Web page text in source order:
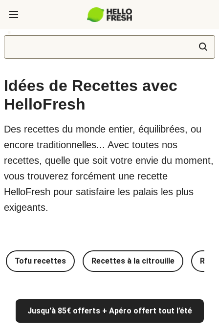
Idées de Recettes avec
HelloFresh
Des recettes du monde entier, équilibrées, ou
encore traditionnelles... Avec toutes nos
recettes, quelle que soit votre envie du moment,
vous trouverez forcément une recette
HelloFresh pour satisfaire les palais les plus
exigeants.
Tofu recettes Recettes à la citrouille
Jusqu'à 85€ offerts + Apéro offert tout l’été